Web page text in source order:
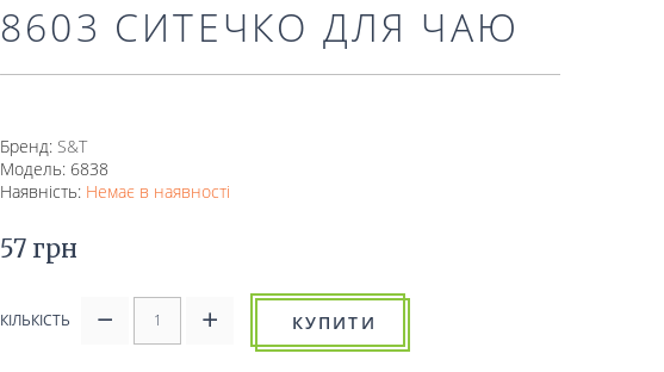
8603 СИТЕЧКО ДЛЯ ЧАЮ
Бренд: S&T
Модель: 6838
Наявність: Немає в наявності
57 грн
КІЛЬКІСТЬ КУПИТИ